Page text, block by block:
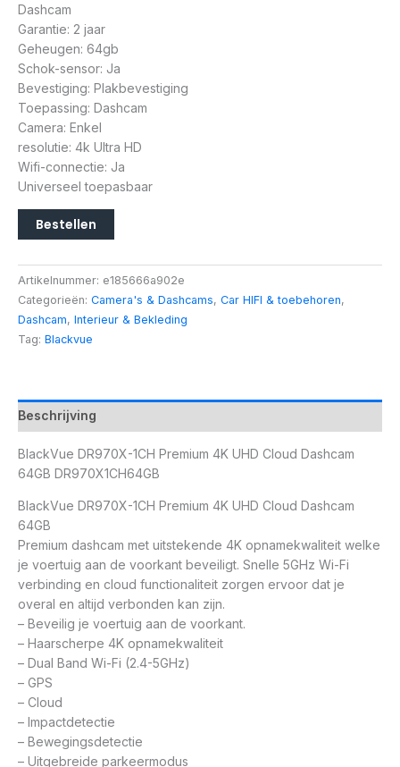
Dashcam
Garantie: 2 jaar
Geheugen: 64gb
Schok-sensor: Ja
Bevestiging: Plakbevestiging
Toepassing: Dashcam
Camera: Enkel
resolutie: 4k Ultra HD
Wifi-connectie: Ja
Universeel toepasbaar
Bestellen
Artikelnummer: e185666a902e
Categorieën: Camera's & Dashcams, Car HIFI & toebehoren,
Dashcam, Interieur & Bekleding
Tag: Blackvue
Beschrijving
BlackVue DR970X-1CH Premium 4K UHD Cloud Dashcam
64GB DR970X1CH64GB
BlackVue DR970X-1CH Premium 4K UHD Cloud Dashcam
64GB
Premium dashcam met uitstekende 4K opnamekwaliteit welke
je voertuig aan de voorkant beveiligt. Snelle 5GHz Wi-Fi
verbinding en cloud functionaliteit zorgen ervoor dat je
overal en altijd verbonden kan zijn.
– Beveilig je voertuig aan de voorkant.
– Haarscherpe 4K opnamekwaliteit
– Dual Band Wi-Fi (2.4-5GHz)
– GPS
– Cloud
– Impactdetectie
– Bewegingsdetectie
– Uitgebreide parkeermodus